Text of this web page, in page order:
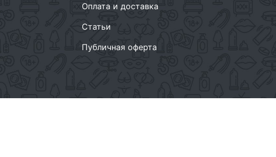
Оплата и доставка
Статьи
Публичная оферта